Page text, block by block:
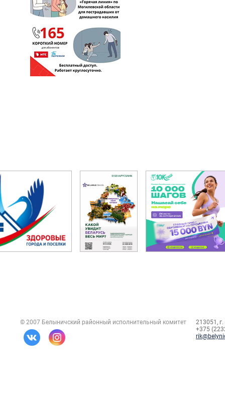
© 2007 Белыничский районный исполнительный комитет
213051,
+375